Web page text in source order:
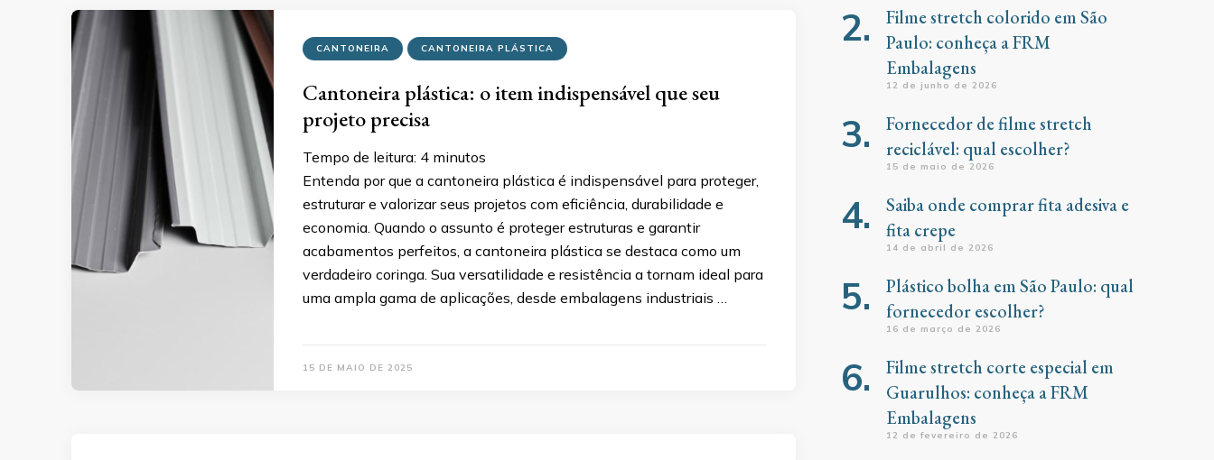
CANTONEIRA CANTONEIRA PLÁSTICA
Cantoneira plástica: o item indispensável que seu
projeto precisa
Tempo de leitura: 4 minutos
Entenda por que a cantoneira plástica é indispensável para proteger,
estruturar e valorizar seus projetos com eficiência, durabilidade e
economia. Quando o assunto é proteger estruturas e garantir
acabamentos perfeitos, a cantoneira plástica se destaca como um
verdadeiro coringa. Sua versatilidade e resistência a tornam ideal para
uma ampla gama de aplicações, desde embalagens industriais …
15 DE MAIO DE 2025
Filme stretch colorido em São
Paulo: conheça a FRM
Embalagens
12 de junho de 2026
Fornecedor de filme stretch
reciclável: qual escolher?
15 de maio de 2026
Saiba onde comprar fita adesiva e
fita crepe
14 de abril de 2026
Plástico bolha em São Paulo: qual
fornecedor escolher?
16 de março de 2026
Filme stretch corte especial em
Guarulhos: conheça a FRM
Embalagens
12 de fevereiro de 2026